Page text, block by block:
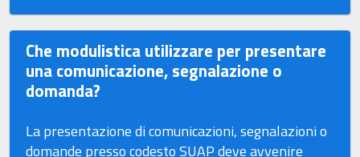
Che modulistica utilizzare per presentare
una comunicazione, segnalazione o
domanda?
La presentazione di comunicazioni, segnalazioni o
domande presso codesto SUAP deve avvenire